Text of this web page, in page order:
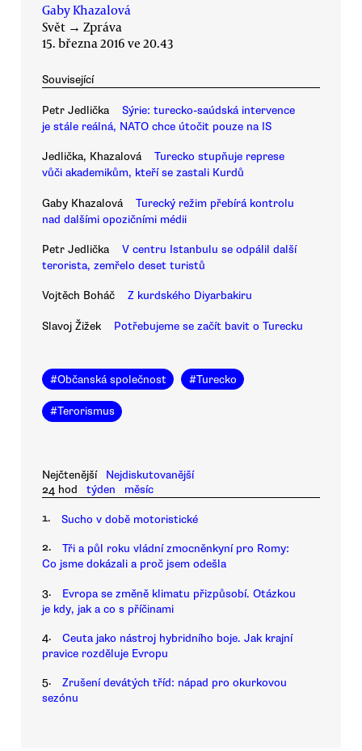
Gaby Khazalová
Svět → Zpráva
15. března 2016 ve 20.43
Související
Petr Jedlička
Sýrie: turecko-saúdská intervence
je stále reálná, NATO chce útočit pouze na IS
Jedlička, Khazalová
Turecko stupňuje represe
vůči akademikům, kteří se zastali Kurdů
Gaby Khazalová
Turecký režim přebírá kontrolu
nad dalšími opozičními médii
Petr Jedlička
V centru Istanbulu se odpálil další
terorista, zemřelo deset turistů
Vojtěch Boháč Z kurdského Diyarbakiru
Slavoj Žižek Potřebujeme se začít bavit o Turecku
#Občanská společnost #Turecko
#Terorismus
Nejčtenější
Nejdiskutovanější
24 hod
týden měsíc
1. Sucho v době motoristické
2.
Tři a půl roku vládní zmocněnkyní pro Romy:
Co jsme dokázali a proč jsem odešla
3.
Evropa se změně klimatu přizpůsobí. Otázkou
je kdy, jak a co s příčinami
4.
Ceuta jako nástroj hybridního boje. Jak krajní
pravice rozděluje Evropu
5.
Zrušení devátých tříd: nápad pro okurkovou
sezónu